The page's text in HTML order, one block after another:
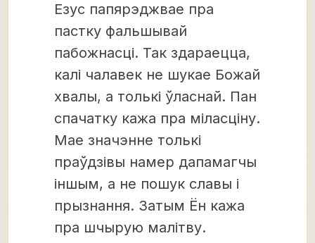
Езус папярэджвае пра
пастку фальшывай
пабожнасці. Так здараецца,
калі чалавек не шукае Божай
хвалы, а толькі ўласнай. Пан
спачатку кажа пра міласціну.
Мае значэнне толькі
праўдзівы намер дапамагчы
іншым, а не пошук славы і
прызнання. Затым Ён кажа
пра шчырую малітву.